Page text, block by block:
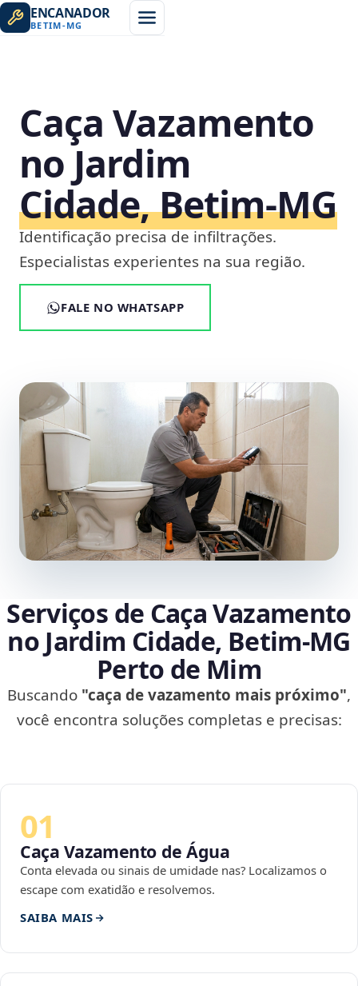
ENCANADOR
BETIM-MG
Caça Vazamento
no Jardim
Cidade, Betim‑MG
Identificação precisa de infiltrações.
Especialistas experientes na sua região.
FALE NO WHATSAPP
Serviços de Caça Vazamento
no Jardim Cidade, Betim‑MG
Perto de Mim
Buscando "caça de vazamento mais próximo",
você encontra soluções completas e precisas:
01
Caça Vazamento de Água
Conta elevada ou sinais de umidade nas? Localizamos o
escape com exatidão e resolvemos.
SAIBA MAIS